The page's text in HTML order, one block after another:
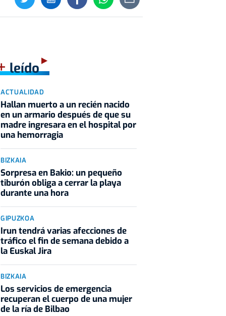
leído
ACTUALIDAD
Hallan muerto a un recién nacido
en un armario después de que su
madre ingresara en el hospital por
una hemorragia
BIZKAIA
Sorpresa en Bakio: un pequeño
tiburón obliga a cerrar la playa
durante una hora
GIPUZKOA
Irun tendrá varias afecciones de
tráfico el fin de semana debido a
la Euskal Jira
BIZKAIA
Los servicios de emergencia
recuperan el cuerpo de una mujer
de la ría de Bilbao